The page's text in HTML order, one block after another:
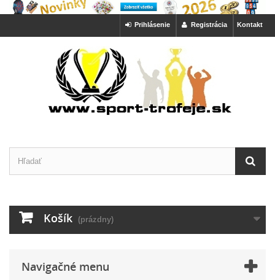
Kontakt
Registrácia
Prihlásenie
Košík (prázdny)
Navigačné menu